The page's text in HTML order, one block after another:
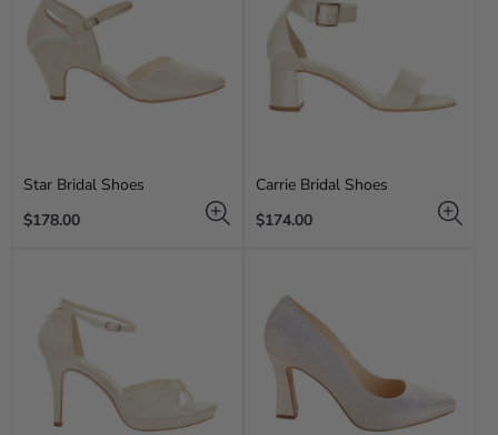
Star Bridal Shoes
Regular
$178.00
Carrie Bridal Shoes
Regular
$174.00